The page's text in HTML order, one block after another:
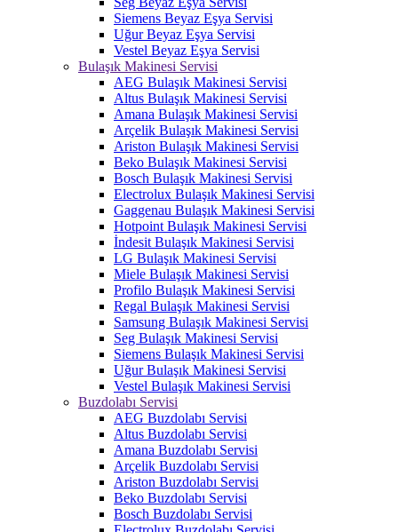
Siemens Beyaz Eşya Servisi
Uğur Beyaz Eşya Servisi
Vestel Beyaz Eşya Servisi
Bulaşık Makinesi Servisi
AEG Bulaşık Makinesi Servisi
Altus Bulaşık Makinesi Servisi
Amana Bulaşık Makinesi Servisi
Arçelik Bulaşık Makinesi Servisi
Ariston Bulaşık Makinesi Servisi
Beko Bulaşık Makinesi Servisi
Bosch Bulaşık Makinesi Servisi
Electrolux Bulaşık Makinesi Servisi
Gaggenau Bulaşık Makinesi Servisi
Hotpoint Bulaşık Makinesi Servisi
İndesit Bulaşık Makinesi Servisi
LG Bulaşık Makinesi Servisi
Miele Bulaşık Makinesi Servisi
Profilo Bulaşık Makinesi Servisi
Regal Bulaşık Makinesi Servisi
Samsung Bulaşık Makinesi Servisi
Seg Bulaşık Makinesi Servisi
Siemens Bulaşık Makinesi Servisi
Uğur Bulaşık Makinesi Servisi
Vestel Bulaşık Makinesi Servisi
Buzdolabı Servisi
AEG Buzdolabı Servisi
Altus Buzdolabı Servisi
Amana Buzdolabı Servisi
Arçelik Buzdolabı Servisi
Ariston Buzdolabı Servisi
Beko Buzdolabı Servisi
Bosch Buzdolabı Servisi